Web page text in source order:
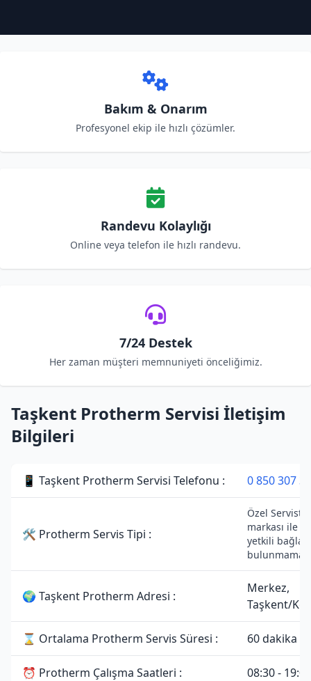
Bakım & Onarım
Profesyonel ekip ile hızlı çözümler.
Randevu Kolaylığı
Online veya telefon ile hızlı randevu.
7/24 Destek
Her zaman müşteri memnuniyeti önceliğimiz.
Taşkent Protherm Servisi İletişim
Bilgileri
📱 Taşkent Protherm Servisi Telefonu : 0 850 307
🛠 Protherm Servis Tipi :
Özel
markası ile
yetkili
🌍 Taşkent Protherm Adresi :
Merkez,
Taşkent/
⌛ Ortalama Protherm Servis Süresi : 60 dakika
⏰ Protherm Çalışma Saatleri : 08:30 - 19:00